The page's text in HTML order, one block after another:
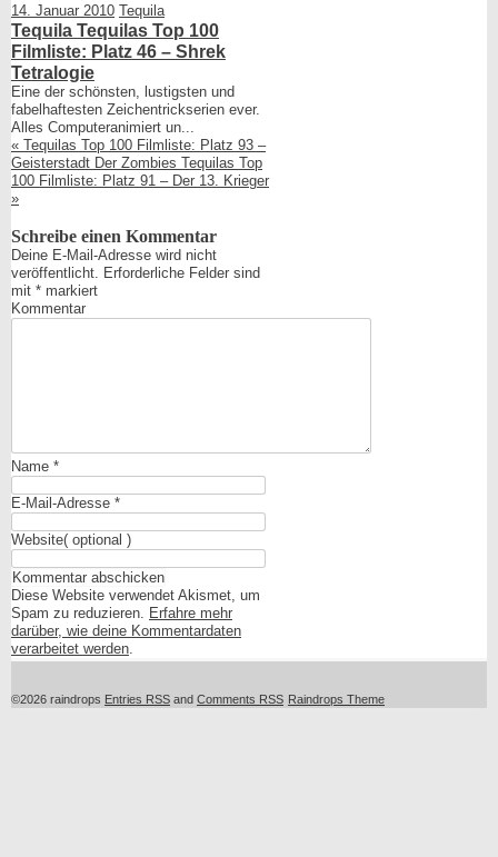
14. Januar 2010 Tequila
Tequila Tequilas Top 100
Filmliste: Platz 46 – Shrek
Tetralogie
Eine der schönsten, lustigsten und
fabelhaftesten Zeichentrickserien ever.
Alles Computeranimiert un...
« Tequilas Top 100 Filmliste: Platz 93 –
Geisterstadt Der Zombies Tequilas Top
100 Filmliste: Platz 91 – Der 13. Krieger
»
Schreibe einen Kommentar
Deine E-Mail-Adresse wird nicht
veröffentlicht.
Erforderliche Felder sind
mit * markiert
Kommentar
Name *
E-Mail-Adresse *
Website( optional )
Diese Website verwendet Akismet, um
Spam zu reduzieren.
Erfahre mehr
darüber, wie deine Kommentardaten
verarbeitet werden
©2026 raindrops Entries RSS and Comments RSS Raindrops Theme